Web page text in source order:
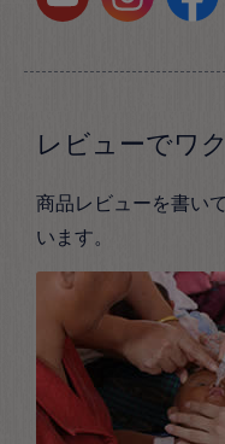
レビューでワ
商品レビューを書い
います。